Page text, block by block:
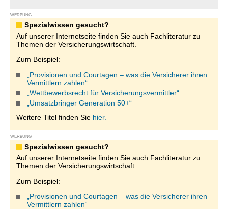
WERBUNG
Spezialwissen gesucht?
Auf unserer Internetseite finden Sie auch Fachliteratur zu
Themen der Versicherungswirtschaft.
Zum Beispiel:
„Provisionen und Courtagen – was die Versicherer ihren
Vermittlern zahlen“
„Wettbewerbsrecht für Versicherungsvermittler“
„Umsatzbringer Generation 50+“
Weitere Titel finden Sie hier.
WERBUNG
Spezialwissen gesucht?
Auf unserer Internetseite finden Sie auch Fachliteratur zu
Themen der Versicherungswirtschaft.
Zum Beispiel:
„Provisionen und Courtagen – was die Versicherer ihren
Vermittlern zahlen“